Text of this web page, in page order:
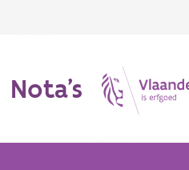
Nota's